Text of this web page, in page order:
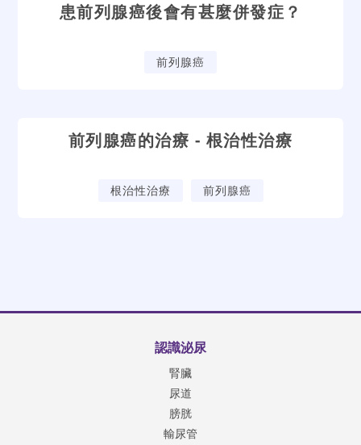
患前列腺癌後會有甚麼併發症？
前列腺癌
前列腺癌的治療 - 根治性治療
根治性治療 前列腺癌
認識泌尿
腎臟
尿道
膀胱
輸尿管